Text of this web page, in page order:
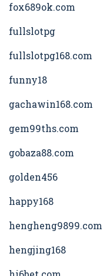
fox689ok.com
fullslotpg
fullslotpg168.com
funny18
gachawin168.com
gem99ths.com
gobaza88.com
golden456
happy168
hengheng9899.com
hengjing168